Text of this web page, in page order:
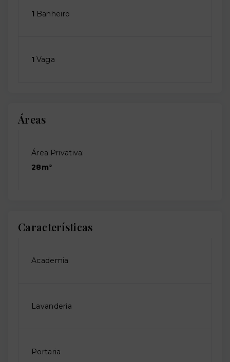
1 Banheiro
1 Vaga
Áreas
Área Privativa:
28m²
Características
Academia
Lavanderia
Portaria